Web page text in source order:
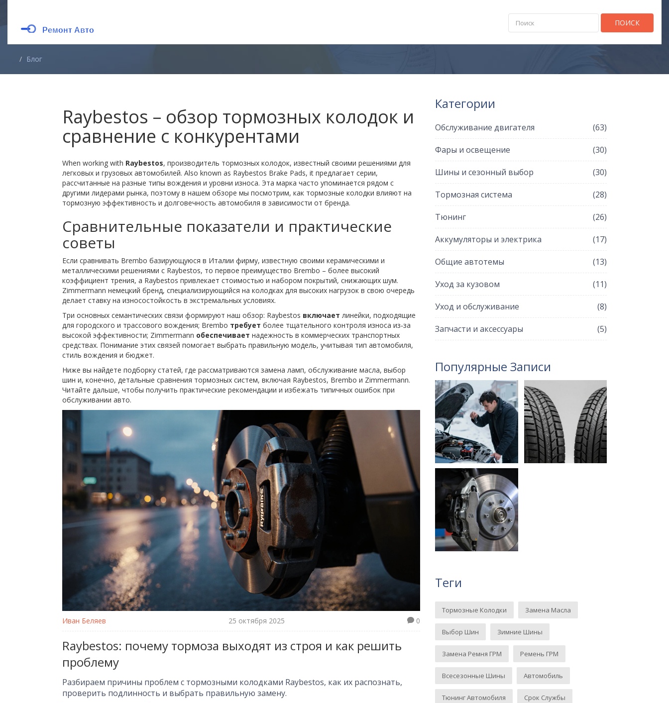
ПОИСК
Блог
Raybestos – обзор тормозных колодок и
сравнение с конкурентами
When working with Raybestos, производитель тормозных колодок, известный своими решениями для
легковых и грузовых автомобилей. Also known as Raybestos Brake Pads, it предлагает серии,
рассчитанные на разные типы вождения и уровни износа. Эта марка часто упоминается рядом с
другими лидерами рынка, поэтому в нашем обзоре мы посмотрим, как тормозные колодки влияют на
тормозную эффективность и долговечность автомобиля в зависимости от бренда.
Сравнительные показатели и практические
советы
Если сравнивать Brembo базирующуюся в Италии фирму, известную своими керамическими и
металлическими решениями с Raybestos, то первое преимущество Brembo – более высокий
коэффициент трения, а Raybestos привлекает стоимостью и набором покрытий, снижающих шум.
Zimmermann немецкий бренд, специализирующийся на колодках для высоких нагрузокв свою очередь
делает ставку на износостойкость в экстремальных условиях.
Три основных семантических связи формируют наш обзор: Raybestos включает линейки, подходящие
для городского и трассового вождения; Brembo требует более тщательного контроля износа из‑за
высокой эффективности; Zimmermann обеспечивает надежность в коммерческих транспортных
средствах. Понимание этих связей помогает выбрать правильную модель, учитывая тип автомобиля,
стиль вождения и бюджет.
Ниже вы найдете подборку статей, где рассматриваются замена ламп, обслуживание масла, выбор
шин и, конечно, детальные сравнения тормозных систем, включая Raybestos, Brembo и Zimmermann.
Читайте дальше, чтобы получить практические рекомендации и избежать типичных ошибок при
обслуживании авто.
Иван Беляев 25 октября 2025 0
Raybestos: почему тормоза выходят из строя и как решить
проблему
Разбираем причины проблем с тормозными колодками Raybestos, как их распознать,
проверить подлинность и выбрать правильную замену.
Категории
Обслуживание двигателя (63)
Фары и освещение (30)
Шины и сезонный выбор (30)
Тормозная система (28)
Тюнинг (26)
Аккумуляторы и электрика (17)
Общие автотемы (13)
Уход за кузовом (11)
Уход и обслуживание (8)
Запчасти и аксессуары (5)
Популярные Записи
Теги
Тормозные Колодки Замена Масла
Выбор Шин Зимние Шины
Замена Ремня ГРМ Ремень ГРМ
Всесезонные Шины Автомобиль
Тюнинг Автомобиля Срок Службы